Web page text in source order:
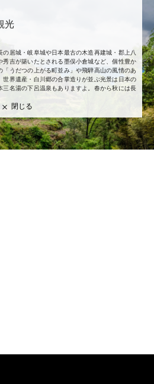
光
居城・岐阜城や日本最古の木造再建城・郡上八
秀吉が築いたとされる墨俣小倉城など、個性豊か
うだつの上がる町並み」や飛騨高山の風情のあ
世界遺産・白川郷の合掌造りが並ぶ光景は日本の
三名湯の下呂温泉もありますよ。春から秋には長
閉じる